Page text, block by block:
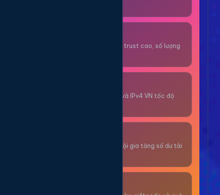
Tài khoản gmail cổ, trust cao, số lượng
Proxy dân cư xoay và IPv4 VN tốc độ
Thư giãn và có cơ hội gia tăng số dư tài